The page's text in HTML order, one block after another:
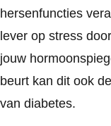
hersenfuncties
lever op stress
jouw
beurt kan dit ook
van diabetes.